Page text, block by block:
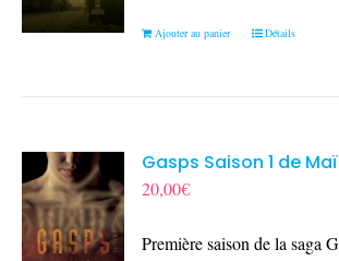
Ajouter au panier Détails
Gasps Saison 1 de
20,00€
Première saison de la saga